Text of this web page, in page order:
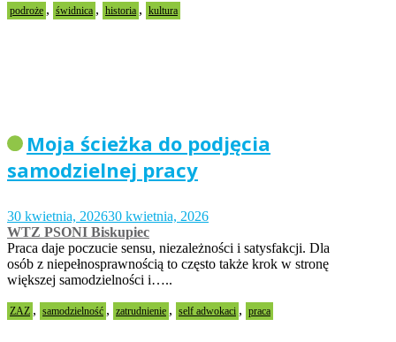
podroże , świdnica , historia , kultura
Moja ścieżka do podjęcia
samodzielnej pracy
30 kwietnia, 202630 kwietnia, 2026
WTZ PSONI Biskupiec
Praca daje poczucie sensu, niezależności i satysfakcji. Dla
osób z niepełnosprawnością to często także krok w stronę
większej samodzielności i…..
ZAZ , samodzielność , zatrudnienie , self adwokaci , praca